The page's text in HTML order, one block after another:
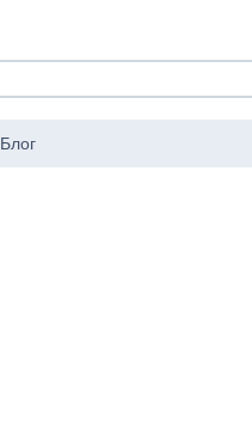
Блог